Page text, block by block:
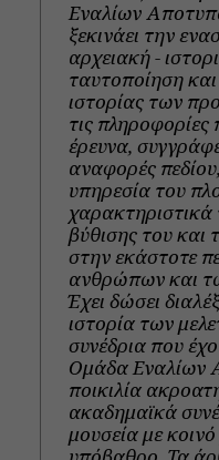
Εναλίων
ξεκινάει την
αρχειακή -
ταυτοποίηση
ιστορίας των
τις
έρευνα,
αναφορές
υπηρεσία του
χαρακτηριστικά
βύθισης του και
στην εκάστοτε
ανθρώπων και
Έχει δώσει
ιστορία των
συνέδρια που
Ομάδα Εναλίων
ποικιλία
ακαδημαϊκά
μουσεία με